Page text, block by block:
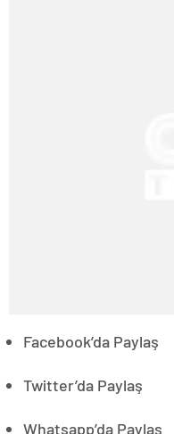
Facebook’da Paylaş
Twitter’da Paylaş
Whatsapp’da Paylaş